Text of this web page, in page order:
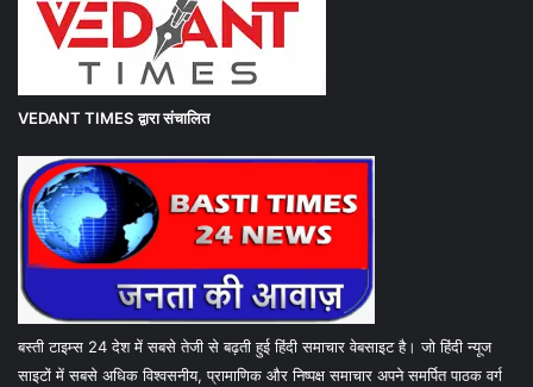
VEDANT TIMES द्वारा संचालित
बस्ती टाइम्स 24 देश में सबसे तेजी से बढ़ती हुई हिंदी समाचार वेबसाइट है। जो हिंदी न्यूज
साइटों में सबसे अधिक विश्वसनीय, प्रामाणिक और निष्पक्ष समाचार अपने समर्पित पाठक वर्ग